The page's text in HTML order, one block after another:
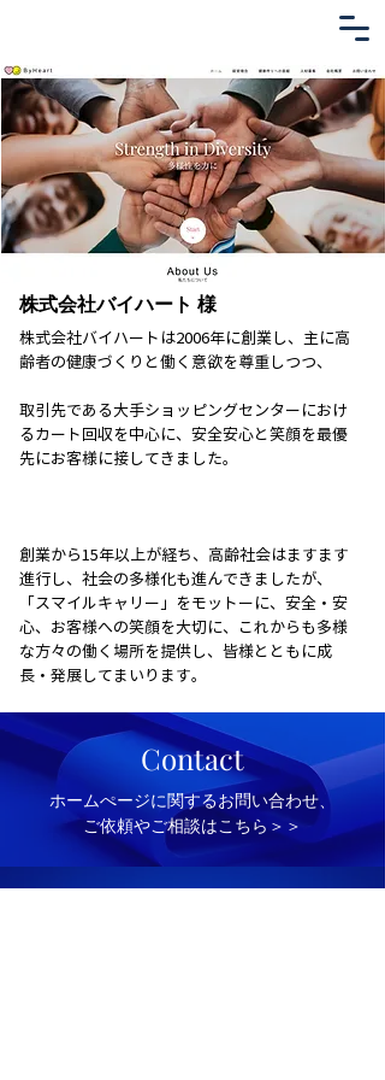
株式会社バイハート 様
株式会社バイハートは2006年に創業し、主に高
齢者の健康づくりと働く意欲を尊重しつつ、
取引先である大手ショッピングセンターにおけ
るカート回収を中心に、安全安心と笑顔を最優
先にお客様に接してきました。
創業から15年以上が経ち、高齢社会はますます
進行し、社会の多様化も進んできましたが、
「スマイルキャリー」をモットーに、安全・安
心、お客様への笑顔を大切に、これからも多様
な方々の働く場所を提供し、皆様とともに成
長・発展してまいります。
Contact
​ホームぺージに関するお問い合わせ、
ご依頼やご相談はこちら＞＞